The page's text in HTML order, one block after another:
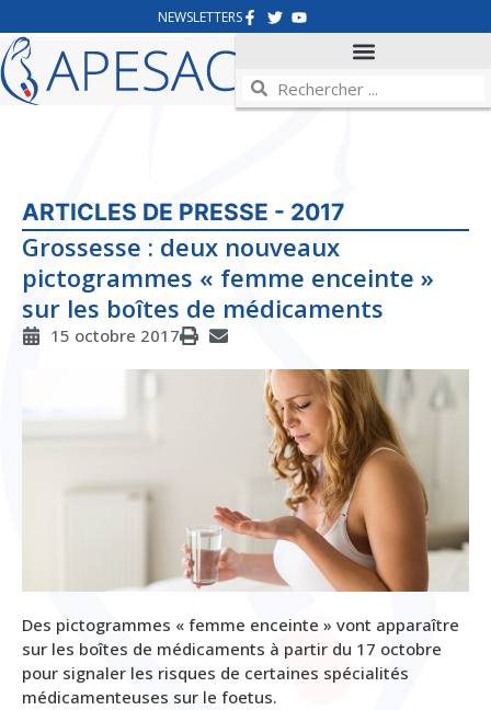
NEWSLETTERS
ARTICLES DE PRESSE - 2017
Grossesse : deux nouveaux
pictogrammes « femme enceinte »
sur les boîtes de médicaments
15 octobre 2017
Des pictogrammes « femme enceinte » vont apparaître
sur les boîtes de médicaments à partir du 17 octobre
pour signaler les risques de certaines spécialités
médicamenteuses sur le foetus.